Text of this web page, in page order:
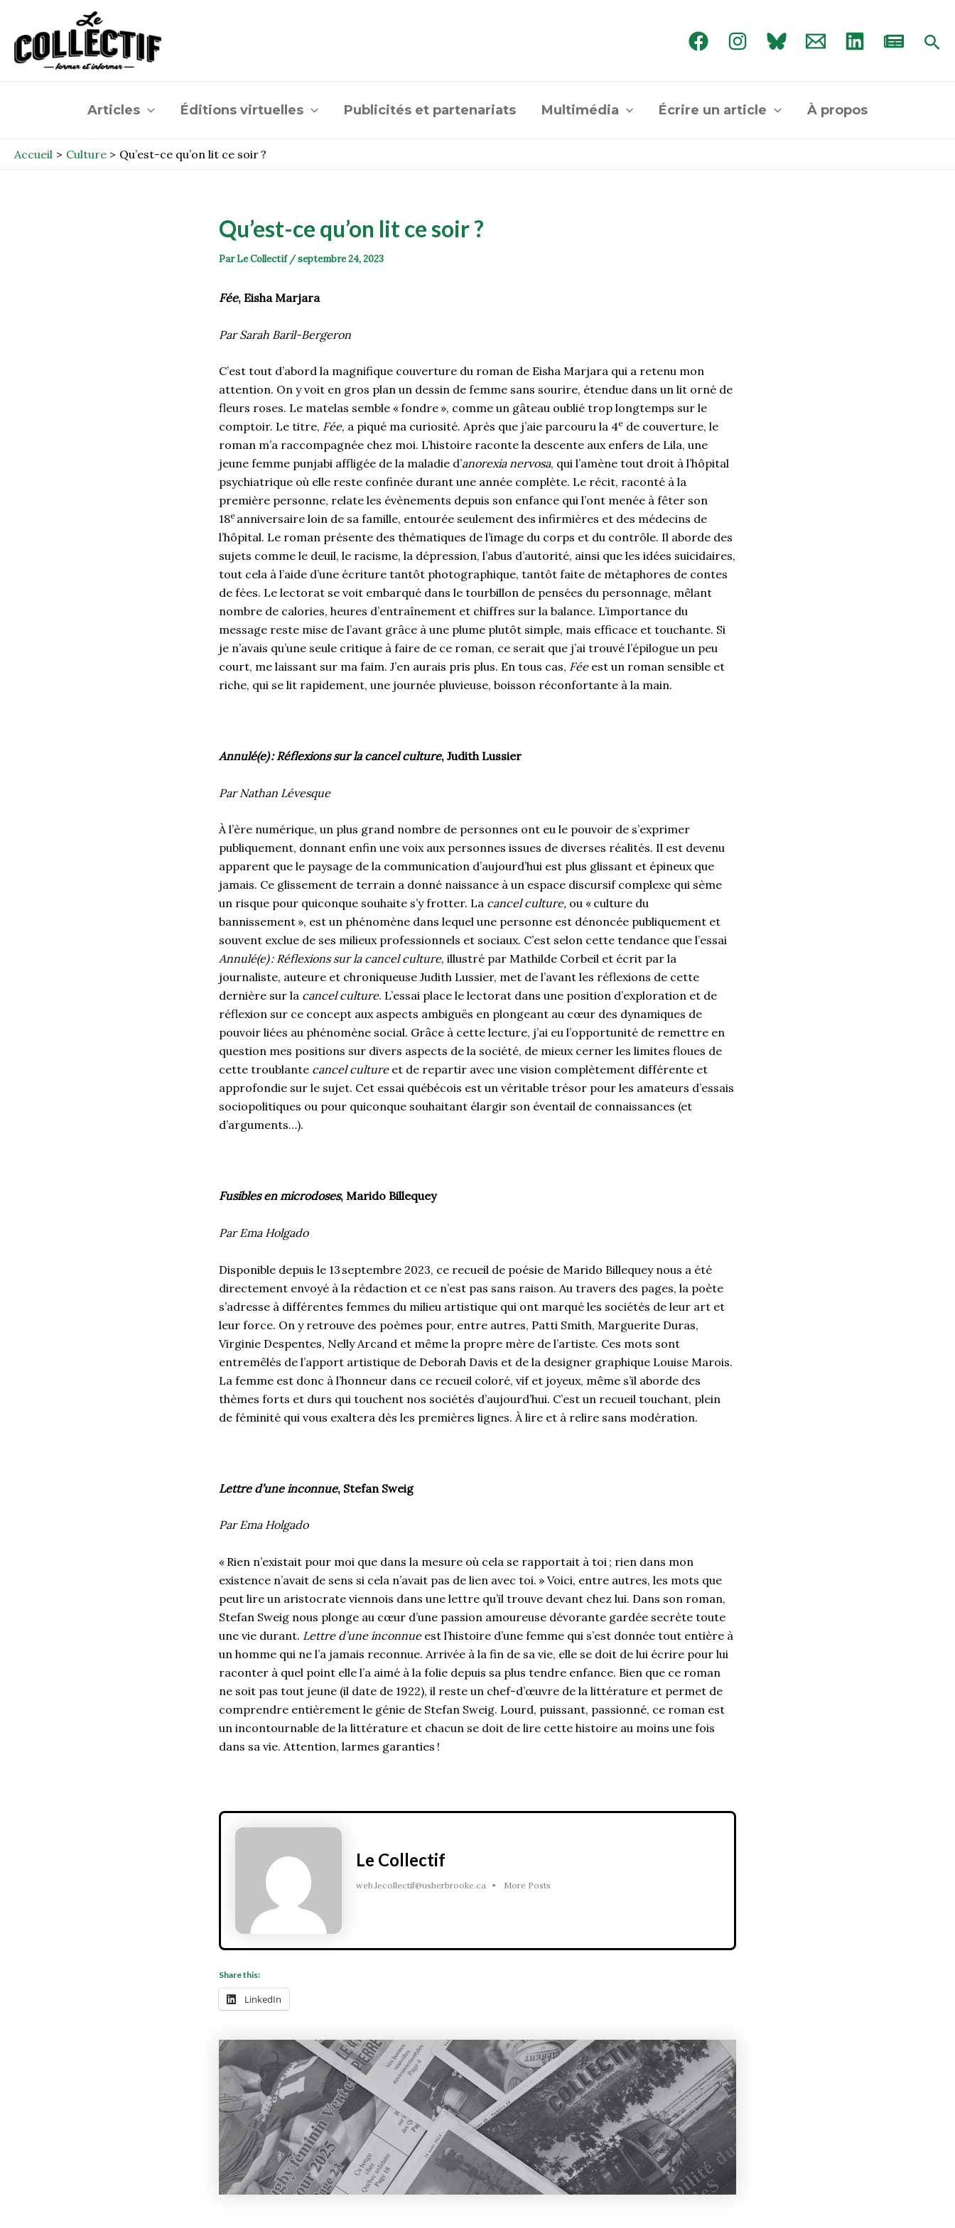
contenu
Articles Éditions virtuelles Publicités et partenariats Multimédia Écrire un article À propos
Accueil Culture Qu’est-ce qu’on lit ce soir ?
Qu’est-ce qu’on lit ce soir ?
ParLe Collectif /septembre 24, 2023
Fée, Eisha Marjara
Par Sarah Baril-Bergeron
C’est tout d’abord la magnifique couverture du roman de Eisha Marjara qui a retenu mon
attention. On y voit en gros plan un dessin de femme sans sourire, étendue dans un lit orné de
fleurs roses. Le matelas semble « fondre », comme un gâteau oublié trop longtemps sur le
comptoir. Le titre, Fée, a piqué ma curiosité. Après que j’aie parcouru la 4e de couverture, le
roman m’a raccompagnée chez moi. L’histoire raconte la descente aux enfers de Lila, une
jeune femme punjabi affligée de la maladie d’anorexia nervosa, qui l’amène tout droit à l’hôpital
psychiatrique où elle reste confinée durant une année complète. Le récit, raconté à la
première personne, relate les évènements depuis son enfance qui l’ont menée à fêter son
18e anniversaire loin de sa famille, entourée seulement des infirmières et des médecins de
l’hôpital. Le roman présente des thématiques de l’image du corps et du contrôle. Il aborde des
sujets comme le deuil, le racisme, la dépression, l’abus d’autorité, ainsi que les idées suicidaires,
tout cela à l’aide d’une écriture tantôt photographique, tantôt faite de métaphores de contes
de fées. Le lectorat se voit embarqué dans le tourbillon de pensées du personnage, mêlant
nombre de calories, heures d’entraînement et chiffres sur la balance. L’importance du
message reste mise de l’avant grâce à une plume plutôt simple, mais efficace et touchante. Si
je n’avais qu’une seule critique à faire de ce roman, ce serait que j’ai trouvé l’épilogue un peu
court, me laissant sur ma faim. J’en aurais pris plus. En tous cas, Féeest un roman sensible et
riche, qui se lit rapidement, une journée pluvieuse, boisson réconfortante à la main.
Annulé(e) : Réflexions sur la cancel culture, Judith Lussier
Par Nathan Lévesque
À l’ère numérique, un plus grand nombre de personnes ont eu le pouvoir de s’exprimer
publiquement, donnant enfin une voix aux personnes issues de diverses réalités. Il est devenu
apparent que le paysage de la communication d’aujourd’hui est plus glissant et épineux que
jamais. Ce glissement de terrain a donné naissance à un espace discursif complexe qui sème
un risque pour quiconque souhaite s’y frotter. La cancel culture, ou « culture du
bannissement », est un phénomène dans lequel une personne est dénoncée publiquement et
souvent exclue de ses milieux professionnels et sociaux. C’est selon cette tendance que l’essai
Annulé(e) : Réflexions sur la cancel culture, illustré par Mathilde Corbeil et écrit par la
journaliste, auteure et chroniqueuse Judith Lussier, met de l’avant les réflexions de cette
dernière sur la cancel culture. L’essai place le lectorat dans une position d’exploration et de
réflexion sur ce concept aux aspects ambiguës en plongeant au cœur des dynamiques de
pouvoir liées au phénomène social. Grâce à cette lecture, j’ai eu l’opportunité de remettre en
question mes positions sur divers aspects de la société, de mieux cerner les limites floues de
cette troublante cancel cultureet de repartir avec une vision complètement différente et
approfondie sur le sujet. Cet essai québécois est un véritable trésor pour les amateurs d’essais
sociopolitiques ou pour quiconque souhaitant élargir son éventail de connaissances (et
d’arguments…).
Fusibles en microdoses, Marido Billequey
Par Ema Holgado
Disponible depuis le 13 septembre 2023, ce recueil de poésie de Marido Billequey nous a été
directement envoyé à la rédaction et ce n’est pas sans raison. Au travers des pages, la poète
s’adresse à différentes femmes du milieu artistique qui ont marqué les sociétés de leur art et
leur force. On y retrouve des poèmes pour, entre autres, Patti Smith, Marguerite Duras,
Virginie Despentes, Nelly Arcand et même la propre mère de l’artiste. Ces mots sont
entremêlés de l’apport artistique de Deborah Davis et de la designer graphique Louise Marois.
La femme est donc à l’honneur dans ce recueil coloré, vif et joyeux, même s’il aborde des
thèmes forts et durs qui touchent nos sociétés d’aujourd’hui. C’est un recueil touchant, plein
de féminité qui vous exaltera dès les premières lignes. À lire et à relire sans modération.
Lettre d’une inconnue, Stefan Sweig
Par Ema Holgado
« Rien n’existait pour moi que dans la mesure où cela se rapportait à toi ; rien dans mon
existence n’avait de sens si cela n’avait pas de lien avec toi. » Voici, entre autres, les mots que
peut lire un aristocrate viennois dans une lettre qu’il trouve devant chez lui. Dans son roman,
Stefan Sweig nous plonge au cœur d’une passion amoureuse dévorante gardée secrète toute
une vie durant. Lettre d’une inconnue est l’histoire d’une femme qui s’est donnée tout entière à
un homme qui ne l’a jamais reconnue. Arrivée à la fin de sa vie, elle se doit de lui écrire pour lui
raconter à quel point elle l’a aimé à la folie depuis sa plus tendre enfance. Bien que ce roman
ne soit pas tout jeune (il date de 1922), il reste un chef-d’œuvre de la littérature et permet de
comprendre entièrement le génie de Stefan Sweig. Lourd, puissant, passionné, ce roman est
un incontournable de la littérature et chacun se doit de lire cette histoire au moins une fois
dans sa vie. Attention, larmes garanties !
Le Collectif
web.lecollectif@usherbrooke.ca • More Posts
Share this:
LinkedIn